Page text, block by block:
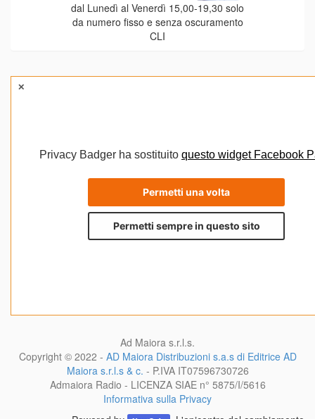
dal Lunedì al Venerdì 15,00-19,30 solo
da numero fisso e senza oscuramento
CLI
Ad Maiora s.r.l.s.
Copyright © 2022 - AD Maiora Distribuzioni s.a.s di Editrice AD
Maiora s.r.l.s & c. - P.IVA IT07596730726
Admaiora Radio - LICENZA SIAE n° 5875/I/5616
Informativa sulla Privacy